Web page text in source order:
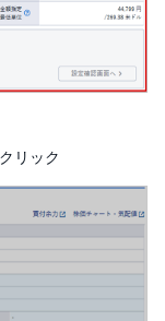
リック